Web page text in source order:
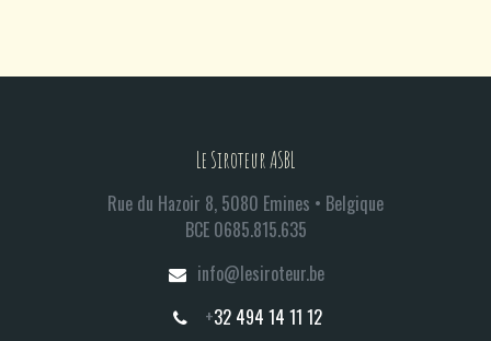
Le Siroteur ASBL
Rue du Hazoir 8, 5080 Emines • Belgique
BCE 0685.815.635​
info@lesiroteur.be​
+32 494 14 11 12